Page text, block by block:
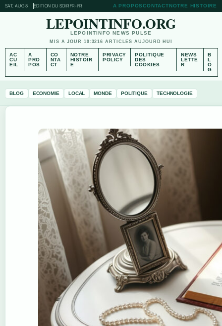
SAT, AUG 8 EDITION DU SOIRFR-FR A PROPOSCONTACTNOTRE HISTOIRE
LEPOINTINFO.ORG
LEPOINTINFO NEWS PULSE
MIS A JOUR 19:3216 ARTICLES AUJOURD HUI
AC
CU
EIL
A
PRO
POS
CO
NTA
CT
NOTRE
HISTOIR
E
PRIVACY
POLICY
POLITIQUE
DES
COOKIES
NEWS
LETTE
R
B
L
O
G
BLOG ECONOMIE LOCAL MONDE POLITIQUE TECHNOLOGIE